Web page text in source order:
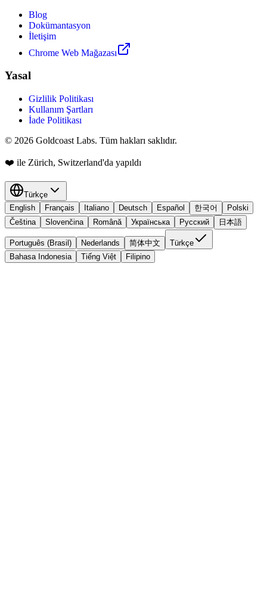
Blog
Dokümantasyon
İletişim
Chrome Web Mağazası
Yasal
Gizlilik Politikası
Kullanım Şartları
İade Politikası
© 2026 Goldcoast Labs. Tüm hakları saklıdır.
❤️ ile Zürich, Switzerland'da yapıldı
Türkçe
English
Français Italiano Deutsch Español 한국어
Polski
Čeština
Slovenčina Română Українська Русский 日本語
Português (Brasil) Nederlands 简体中文
Türkçe
Bahasa Indonesia
Tiếng Việt Filipino